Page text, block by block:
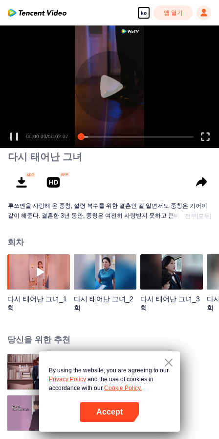
ko 앱 열기
00:00:00/00:02:07
다시 태어난 그녀
루쓰옌을 사랑해 온 중칭, 설령 복수를 위한 결혼인 걸 알면서도 중칭은 기꺼이
같이 해준다. 결혼한 3년 동안, 중칭은 여전히 사랑받지 못하고 큰비가 내리는
전부[모두]
회차
다시 태어난 그녀_1
회
다시 태어난 그녀_2
회
다시 태어난 그녀_3
회
다
회
당신을 위한 추천
모색심적
이견종정
By using the website, you are agreeing to our
Privacy Policy and the use of cookies in
accordance with our Cookie Policy.
Accept